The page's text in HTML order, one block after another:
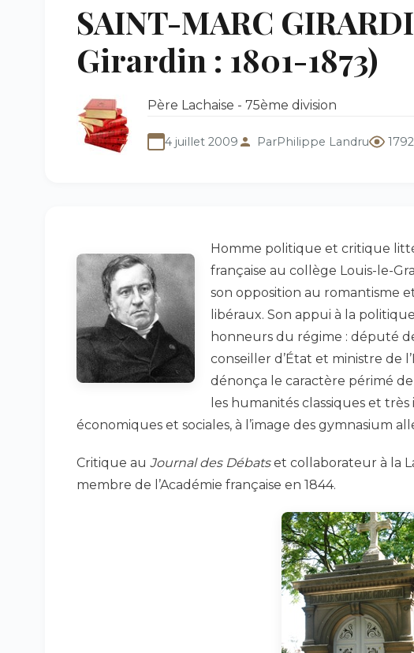
SAINT-MARC
Girardin : 1801-1873)
Père Lachaise - 75ème division
4 juillet 2009 ParPhilippe Landru
Homme politique et critique
française au collège Louis-le-
son opposition au romantisme
libéraux. Son appui à la
honneurs du régime : député
conseiller d’État et ministre de
dénonça le caractère périmé
les humanités classiques et
économiques et sociales, à l’image des gymnasium
Critique au Journal des Débatset collaborateur à la
membre de l’Académie française en 1844.